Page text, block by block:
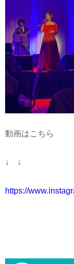
動画はこちら
↓ ↓
https://